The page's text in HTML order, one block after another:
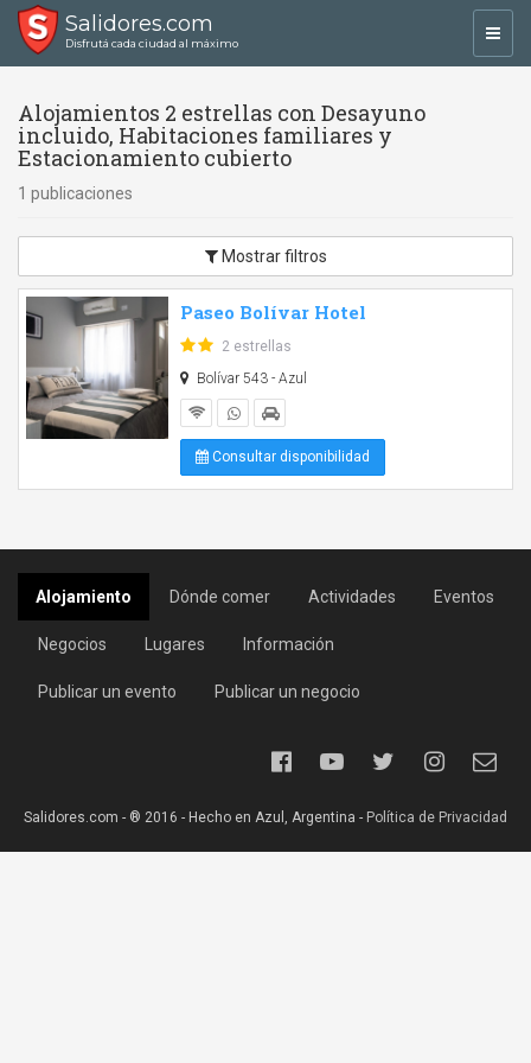
Salidores.com
Disfrutá cada ciudad al máximo
Alojamientos 2 estrellas con Desayuno
incluido, Habitaciones familiares y
Estacionamiento cubierto
1 publicaciones
Mostrar filtros
Paseo Bolívar Hotel
2 estrellas
Bolívar 543 - Azul
Consultar disponibilidad
Alojamiento Dónde comer Actividades Eventos
Negocios Lugares Información
Publicar un evento Publicar un negocio
Salidores.com - ® 2016 - Hecho en Azul, Argentina - Política de Privacidad